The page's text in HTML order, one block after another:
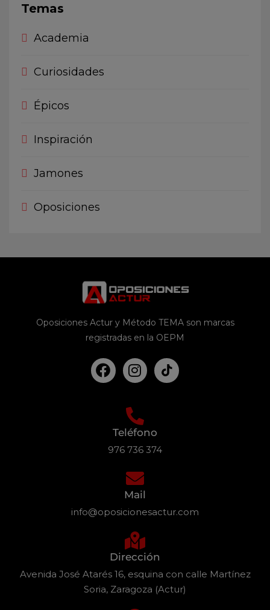
Temas
Academia
Curiosidades
Épicos
Inspiración
Jamones
Oposiciones
Oposiciones Actur y Método TEMA son marcas
registradas en la OEPM
Teléfono
976 736 374
Mail
info@oposicionesactur.com
Dirección
Avenida José Atarés 16, esquina con calle Martínez
Soria, Zaragoza (Actur)